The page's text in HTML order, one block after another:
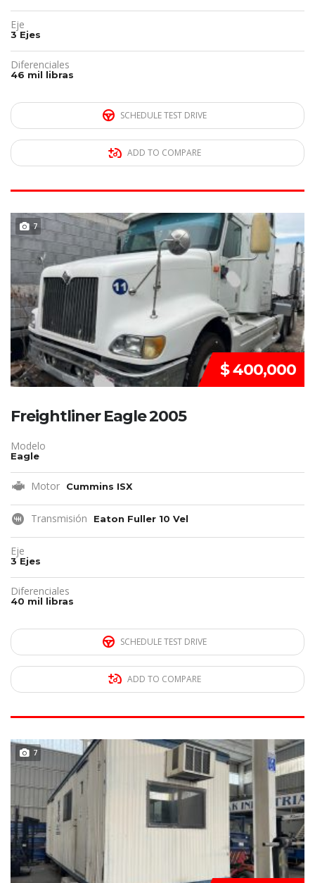
Eje
3 Ejes
Diferenciales
46 mil libras
SCHEDULE TEST DRIVE
ADD TO COMPARE
7 REMATE!!!
$ 400,000
Freightliner Eagle 2005
Modelo
Eagle
Motor Cummins ISX
Transmisión Eaton Fuller 10 Vel
Eje
3 Ejes
Diferenciales
40 mil libras
SCHEDULE TEST DRIVE
ADD TO COMPARE
7 DISPONIBLE